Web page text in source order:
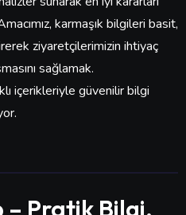
karmaşık bilgileri basit,
ziyaretçilerimizin ihtiyaç
sağlamak.
içerikleriyle güvenilir bilgi
– Pratik Bilgi,